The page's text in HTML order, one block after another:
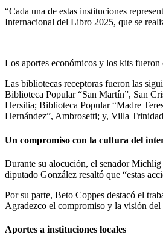
“Cada una de estas instituciones
Internacional del Libro 2025, que se
Los aportes económicos y los kits
Las bibliotecas receptoras fueron las
Biblioteca Popular “San Martín”, San
Hersilia; Biblioteca Popular “Madre
Hernández”, Ambrosetti; y, Villa
Un compromiso con la cultura del
Durante su alocución, el senador Michlig
diputado González resaltó que “estas
Por su parte, Beto Coppes destacó el
Agradezco el compromiso y la visión del
Aportes a instituciones locales